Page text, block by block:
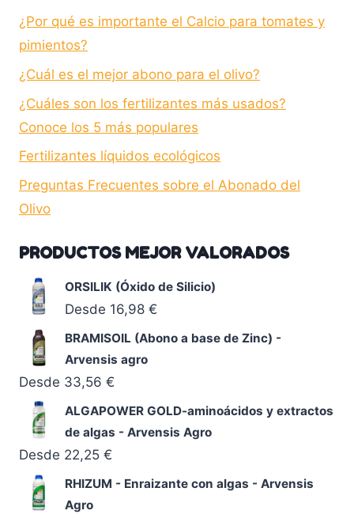
¿Por qué es importante el Calcio para tomates y
pimientos?
¿Cuál es el mejor abono para el olivo?
¿Cuáles son los fertilizantes más usados?
Conoce los 5 más populares
Fertilizantes líquidos ecológicos
Preguntas Frecuentes sobre el Abonado del
Olivo
PRODUCTOS MEJOR VALORADOS
ORSILIK (Óxido de Silicio)
Desde 16,98 €
BRAMISOIL (Abono a base de Zinc) -
Arvensis agro
Desde 33,56 €
ALGAPOWER GOLD-aminoácidos y extractos
de algas - Arvensis Agro
Desde 22,25 €
RHIZUM - Enraizante con algas - Arvensis
Agro